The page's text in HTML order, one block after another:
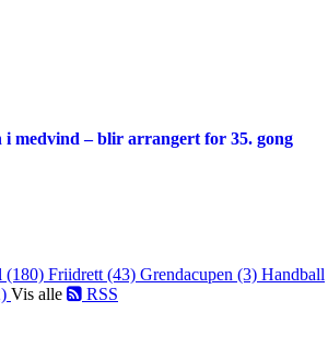
medvind – blir arrangert for 35. gong
(180) Friidrett (43) Grendacupen (3) Handball
Vis alle RSS